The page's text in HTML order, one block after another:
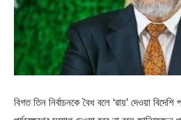
বিগত তিন নির্বাচনকে বৈধ বলে ‘রায়’ দেওয়া বিদেশি